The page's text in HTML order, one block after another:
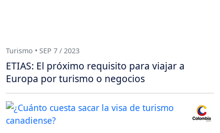
Turismo • SEP 7 / 2023
ETIAS: El próximo requisito para viajar a
Europa por turismo o negocios